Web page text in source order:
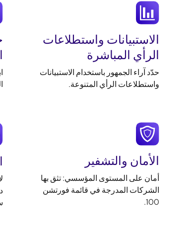
الاستبيانات واستطلاعات
الرأي المباشرة
حدّد آراء الجمهور باستخدام الاستبيانات
واستطلاعات الرأي المتنوعة.
الأمان والتشفير
أمان على المستوى المؤسسي: تثق بها
الشركات المدرجة في قائمة فورتشن
100.